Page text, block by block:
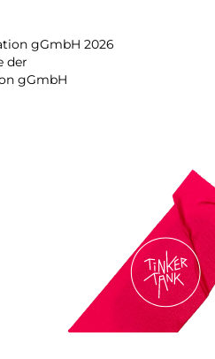
gGmbH 2026
der
gGmbH